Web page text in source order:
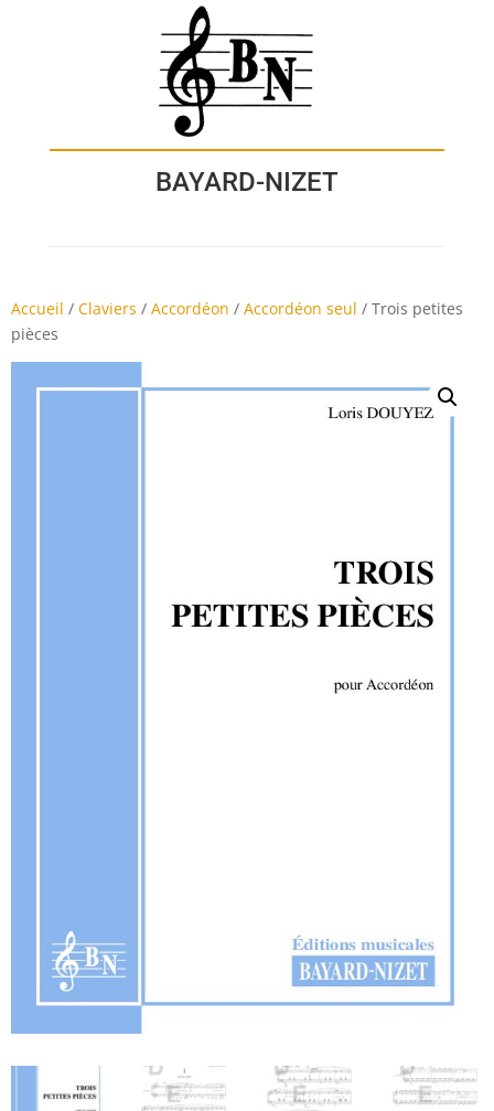
BAYARD-NIZET
Accueil / Claviers / Accordéon / Accordéon seul / Trois petites
pièces